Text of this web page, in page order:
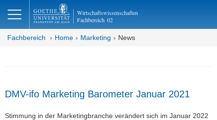
Wirtschaftswissenschaften
Fachbereich 02
Fachbereich Home Marketing News
DMV-ifo Marketing Barometer Januar 2021
Stimmung in der Marketingbranche verändert sich im Januar 2022